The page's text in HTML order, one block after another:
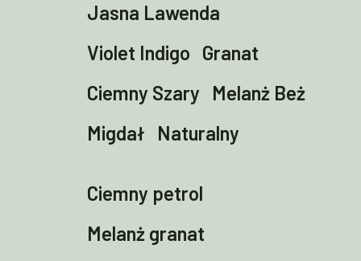
Jasna Lawenda
Violet Indigo Granat
Ciemny Szary
Melanż Beż
Migdał
Naturalny
Ciemny petrol
Melanż granat